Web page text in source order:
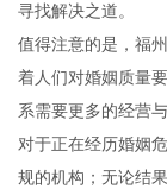
寻找解决之道。
值得注意的是，福
着人们对婚姻质量
系需要更多的经营与
对于正在经历婚姻
规的机构；无论结